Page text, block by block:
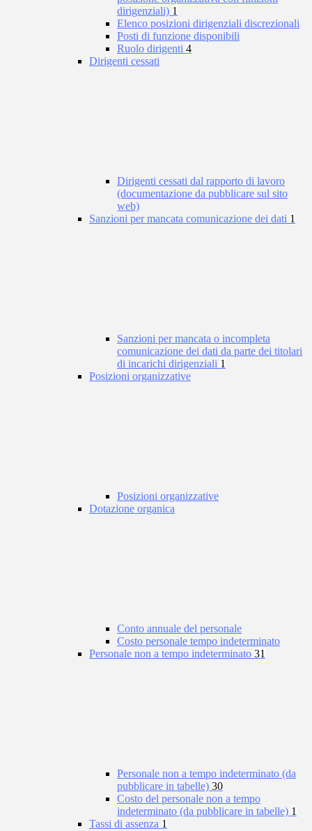
dirigenziali) 1
Elenco posizioni dirigenziali discrezionali
Posti di funzione disponibili
Ruolo dirigenti 4
Dirigenti cessati
Dirigenti cessati dal rapporto di lavoro
(documentazione da pubblicare sul sito
web)
Sanzioni per mancata comunicazione dei dati 1
Sanzioni per mancata o incompleta
comunicazione dei dati da parte dei titolari
di incarichi dirigenziali 1
Posizioni organizzative
Posizioni organizzative
Dotazione organica
Conto annuale del personale
Costo personale tempo indeterminato
Personale non a tempo indeterminato 31
Personale non a tempo indeterminato (da
pubblicare in tabelle) 30
Costo del personale non a tempo
indeterminato (da pubblicare in tabelle) 1
Tassi di assenza 1